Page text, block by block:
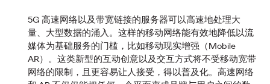
5G 高速网络以及带宽链接的服务器可以高速地处理大
量、大型数据的涌入。这样的移动网络能有效地降低以流
媒体为基础服务的门槛，比如移动现实增强（Mobile
AR）。这类新型的互动创意以及交互方式将不受移动宽带
网络的限制，且更容易让人接受，得以普及化。高速网络
观点
报告｜粉丝浪潮：Z世
代与Alpha世代的增长